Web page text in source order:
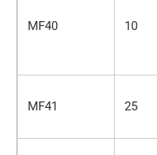
MF40 10
MF41 25